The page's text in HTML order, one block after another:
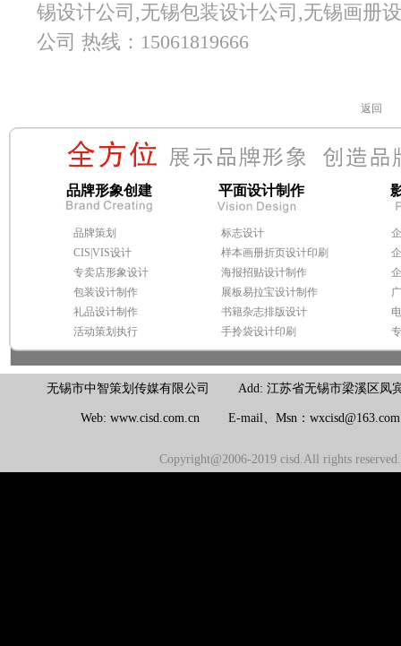
锡设计公司,无锡包装设计公司,无锡画册
公司 热线：15061819666
返回
品牌形象创建 平面设计制作
品牌策划
CIS|VIS设计
专卖店形象设计
包装设计制作
礼品设计制作
活动策划执行
标志设计
样本画册折页设计印刷
海报招贴设计制作
展板易拉宝设计制作
书籍杂志排版设计
手拎袋设计印刷
无锡市中智策划传媒有限公司 Add: 江苏省无锡市梁溪区凤
Web: www.cisd.com.cn E-mail、Msn：
Copyright@2006-2019 cisd.All rights